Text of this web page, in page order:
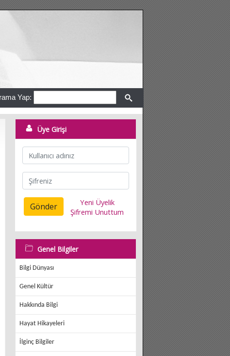
Yap:
Üye Girişi
Gönder
Yeni Üyelik
Şifremi Unuttum
Genel Bilgiler
Bilgi Dünyası
Genel Kültür
Hakkında Bilgi
Hayat Hikayeleri
İlginç Bilgiler